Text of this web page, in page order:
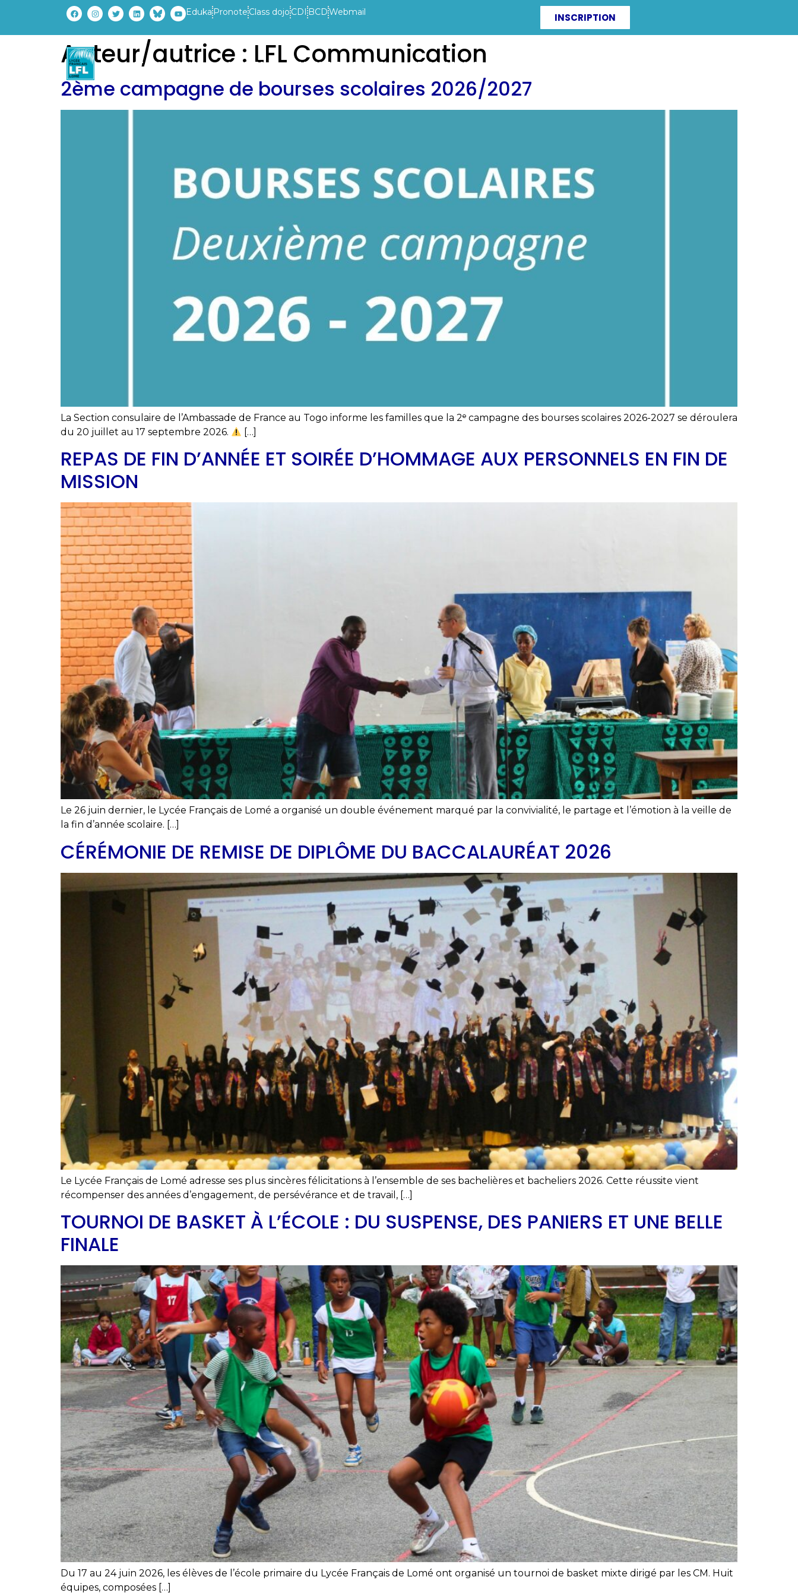
Eduka Pronote Class dojo CDI BCDWebmail INSCRIPTION
ETABLISSEMENT PARCOURS VIE DE L’ETABLISSEMENT INFOS PRATIQUES
Auteur/autrice : LFL Communication
2ème campagne de bourses scolaires 2026/2027
La Section consulaire de l’Ambassade de France au Togo informe les familles que la 2ᵉ campagne des bourses scolaires 2026-2027 se déroulera
du 20 juillet au 17 septembre 2026.
[…]
REPAS DE FIN D’ANNÉE ET SOIRÉE D’HOMMAGE AUX PERSONNELS EN FIN DE
MISSION
Le 26 juin dernier, le Lycée Français de Lomé a organisé un double événement marqué par la convivialité, le partage et l’émotion à la veille de
la fin d’année scolaire. […]
CÉRÉMONIE DE REMISE DE DIPLÔME DU BACCALAURÉAT 2026
Le Lycée Français de Lomé adresse ses plus sincères félicitations à l’ensemble de ses bachelières et bacheliers 2026. Cette réussite vient
récompenser des années d’engagement, de persévérance et de travail, […]
TOURNOI DE BASKET À L’ÉCOLE : DU SUSPENSE, DES PANIERS ET UNE BELLE
FINALE
Du 17 au 24 juin 2026, les élèves de l’école primaire du Lycée Français de Lomé ont organisé un tournoi de basket mixte dirigé par les CM. Huit
équipes, composées […]